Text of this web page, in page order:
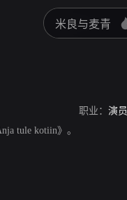
职业： 演员
tule kotiin》。